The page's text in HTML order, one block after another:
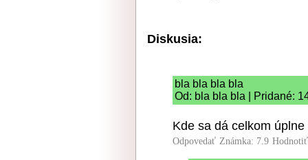
Diskusia:
bla bla bla bla
Od: bla bla bla | Pridané:
Kde sa dá celkom
Odpovedať Známka: 7.9